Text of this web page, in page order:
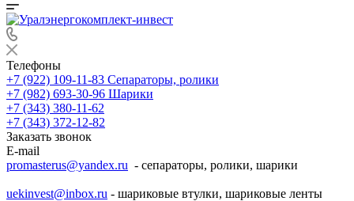
Телефоны
+7 (922) 109-11-83 Сепараторы, ролики
+7 (982) 693-30-96 Шарики
+7 (343) 380-11-62
+7 (343) 372-12-82
Заказать звонок
E-mail
promasterus@yandex.ru - сепараторы, ролики, шарики
uekinvest@inbox.ru - шариковые втулки, шариковые ленты